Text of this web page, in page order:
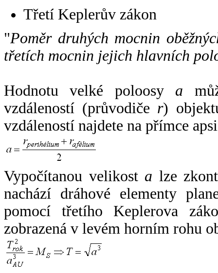
Třetí Keplerův zákon
"Poměr druhých mocnin
třetích mocnin jejich hlavních
Hodnotu velké poloosy a
vzdáleností (průvodiče r)
vzdáleností najdete na přímce
Vypočítanou velikost a lze
nachází dráhové elementy
pomocí třetího Keplerova
zobrazená v levém horním rohu